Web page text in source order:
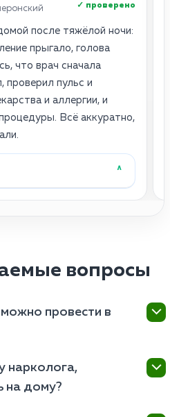
✓ проверено
после тяжёлой ночи:
прыгало, голова
что врач сначала
проверил пульс и
и аллергии, и
Всё аккуратно,
˄
вопросы
провести в
консультация,
выдача рекомендаций,
нарколога,
на дому?